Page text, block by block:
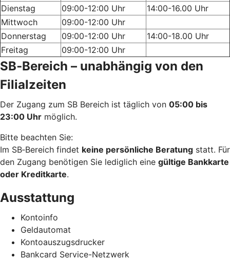
Dienstag
09:00-12:00 Uhr
14:00-16.00 Uhr
Mittwoch
09:00-12:00 Uhr
Donnerstag
09:00-12:00 Uhr
14:00-18.00 Uhr
Freitag
09:00-12:00 Uhr
SB‑Bereich – unabhängig von den
Filialzeiten
Der Zugang zum SB Bereich ist täglich von 05:00 bis
23:00 Uhr möglich.
Bitte beachten Sie:
Im SB‑Bereich findet keine persönliche Beratung statt. Für
den Zugang benötigen Sie lediglich eine gültige Bankkarte
oder Kreditkarte.
Ausstattung
Kontoinfo
Geldautomat
Kontoauszugsdrucker
Bankcard Service-Netzwerk